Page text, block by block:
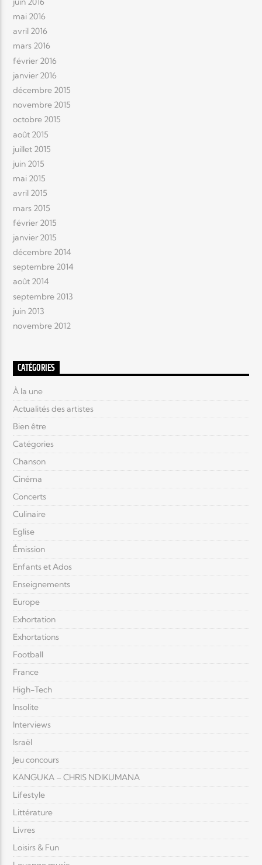
mai 2016
avril 2016
mars 2016
février 2016
janvier 2016
décembre 2015
novembre 2015
octobre 2015
août 2015
juillet 2015
juin 2015
mai 2015
avril 2015
mars 2015
février 2015
janvier 2015
décembre 2014
septembre 2014
août 2014
septembre 2013
juin 2013
novembre 2012
CATÉGORIES
À la une
Actualités des artistes
Bien être
Catégories
Chanson
Cinéma
Concerts
Culinaire
Eglise
Émission
Enfants et Ados
Enseignements
Europe
Exhortation
Exhortations
Football
France
High-Tech
Insolite
Interviews
Israël
Jeu concours
KANGUKA – CHRIS NDIKUMANA
Lifestyle
Littérature
Livres
Loisirs & Fun